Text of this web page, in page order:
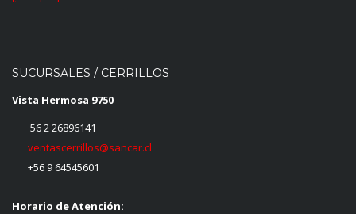
SUCURSALES / CERRILLOS
Vista Hermosa 9750
56 2 26896141
ventascerrillos@sancar.cl
+56 9 64545601
Horario de Atención: